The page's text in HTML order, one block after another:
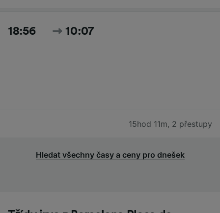
18:56 10:07
15hod 11m, 2 přestupy
Hledat všechny časy a ceny pro dnešek